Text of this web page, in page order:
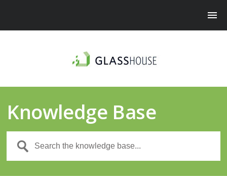
Knowledge Base